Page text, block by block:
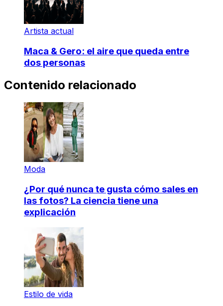
Artista actual
Maca & Gero: el aire que queda entre
dos personas
Contenido relacionado
Moda
¿Por qué nunca te gusta cómo sales en
las fotos? La ciencia tiene una
explicación
Estilo de vida